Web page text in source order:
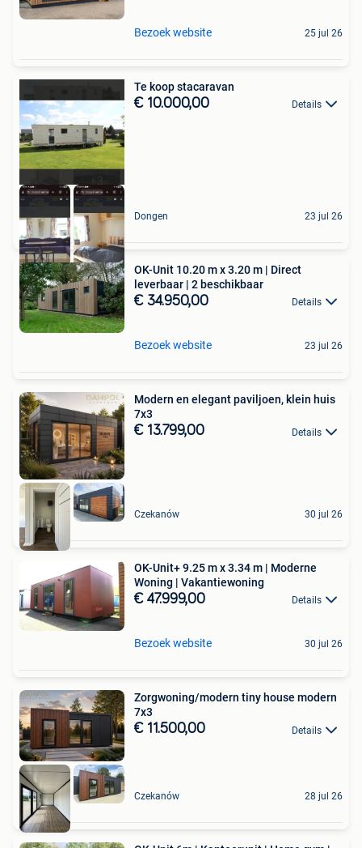
Bezoek website 25 jul 26
Te koop stacaravan
€ 10.000,00 Details
Dongen 23 jul 26
OK-Unit 10.20 m x 3.20 m | Direct
leverbaar | 2 beschikbaar
€ 34.950,00 Details
Bezoek website 23 jul 26
Modern en elegant paviljoen, klein huis
7x3
€ 13.799,00 Details
Czekanów 30 jul 26
OK-Unit+ 9.25 m x 3.34 m | Moderne
Woning | Vakantiewoning
€ 47.999,00 Details
Bezoek website 30 jul 26
Zorgwoning/modern tiny house modern
7x3
€ 11.500,00 Details
Czekanów 28 jul 26